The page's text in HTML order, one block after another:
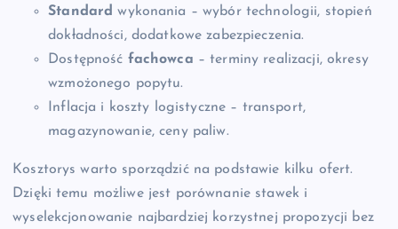
Standard wykonania – wybór technologii, stopień
dokładności, dodatkowe zabezpieczenia.
Dostępność fachowca – terminy realizacji, okresy
wzmożonego popytu.
Inflacja i koszty logistyczne – transport,
magazynowanie, ceny paliw.
Kosztorys warto sporządzić na podstawie kilku ofert.
Dzięki temu możliwe jest porównanie stawek i
wyselekcjonowanie najbardziej korzystnej propozycji bez